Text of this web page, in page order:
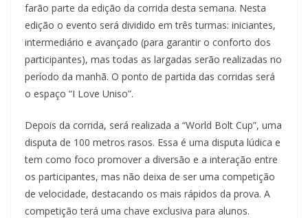
farão parte da edição da corrida desta semana. Nesta
edição o evento será dividido em três turmas: iniciantes,
intermediário e avançado (para garantir o conforto dos
participantes), mas todas as largadas serão realizadas no
período da manhã. O ponto de partida das corridas será
o espaço “I Love Uniso”.
Depois da corrida, será realizada a “World Bolt Cup”, uma
disputa de 100 metros rasos. Essa é uma disputa lúdica e
tem como foco promover a diversão e a interação entre
os participantes, mas não deixa de ser uma competição
de velocidade, destacando os mais rápidos da prova. A
competição terá uma chave exclusiva para alunos.